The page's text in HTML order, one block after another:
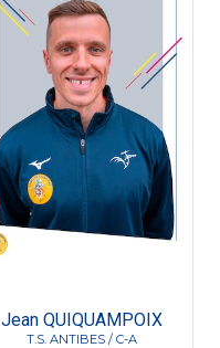
Jean QUIQUAMPOIX
T.S. ANTIBES / C-A